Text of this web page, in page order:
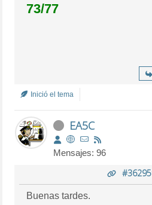
73/77
Inició el tema
EA5C
Mensajes: 96
Buenas tardes.